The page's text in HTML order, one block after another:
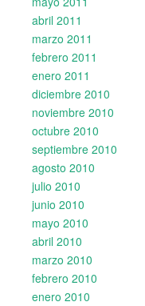
abril 2011
marzo 2011
febrero 2011
enero 2011
diciembre 2010
noviembre 2010
octubre 2010
septiembre 2010
agosto 2010
julio 2010
junio 2010
mayo 2010
abril 2010
marzo 2010
febrero 2010
enero 2010